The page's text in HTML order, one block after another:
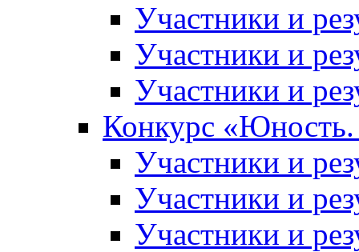
Участники и
Участники и
Участники и
Конкурс «Юность.
Участники и
Участники и
Участники и